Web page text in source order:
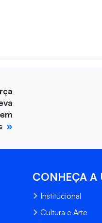
CONHEÇA A
Institucional
Cultura e Arte